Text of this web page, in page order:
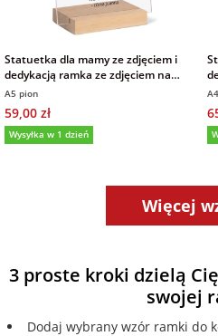
Statuetka dla mamy ze zdjęciem i
dedykacją ramka ze zdjęciem na
podziękowanie 15x21 cm
A5 pion
59,00 zł
Wysyłka w 1 dzień
Więcej
3 proste kroki dzielą
swojej
Dodaj wybrany wzór ramki do